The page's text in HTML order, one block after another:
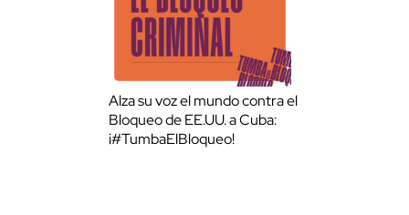
Alza su voz el mundo contra el
Bloqueo de EE.UU. a Cuba:
¡#TumbaElBloqueo!